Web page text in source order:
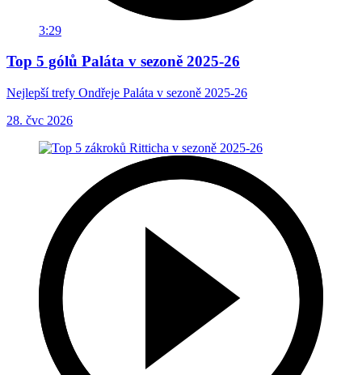
3:29
Top 5 gólů Paláta v sezoně 2025-26
Nejlepší trefy Ondřeje Paláta v sezoně 2025-26
28. čvc 2026